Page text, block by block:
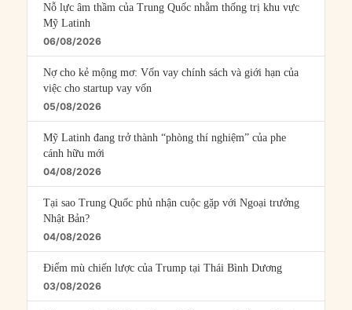
Nỗ lực âm thầm của Trung Quốc nhằm thống trị khu vực
Mỹ Latinh
06/08/2026
Nợ cho kẻ mộng mơ: Vốn vay chính sách và giới hạn của
việc cho startup vay vốn
05/08/2026
Mỹ Latinh đang trở thành “phòng thí nghiệm” của phe
cánh hữu mới
04/08/2026
Tại sao Trung Quốc phủ nhận cuộc gặp với Ngoại trưởng
Nhật Bản?
04/08/2026
Điểm mù chiến lược của Trump tại Thái Bình Dương
03/08/2026